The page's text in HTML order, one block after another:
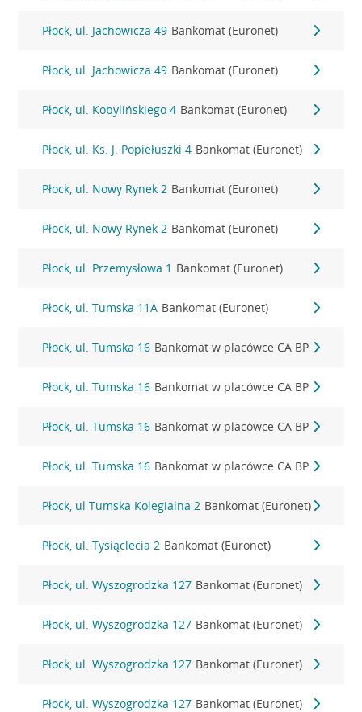
Płock, ul. Jachowicza 49 Bankomat (Euronet)
Płock, ul. Jachowicza 49 Bankomat (Euronet)
Płock, ul. Kobylińskiego 4 Bankomat (Euronet)
Płock, ul. Ks. J. Popiełuszki 4 Bankomat (Euronet)
Płock, ul. Nowy Rynek 2 Bankomat (Euronet)
Płock, ul. Nowy Rynek 2 Bankomat (Euronet)
Płock, ul. Przemysłowa 1 Bankomat (Euronet)
Płock, ul. Tumska 11A Bankomat (Euronet)
Płock, ul. Tumska 16 Bankomat w placówce CA BP
Płock, ul. Tumska 16 Bankomat w placówce CA BP
Płock, ul. Tumska 16 Bankomat w placówce CA BP
Płock, ul. Tumska 16 Bankomat w placówce CA BP
Płock, ul Tumska Kolegialna 2 Bankomat (Euronet)
Płock, ul. Tysiąclecia 2 Bankomat (Euronet)
Płock, ul. Wyszogrodzka 127 Bankomat (Euronet)
Płock, ul. Wyszogrodzka 127 Bankomat (Euronet)
Płock, ul. Wyszogrodzka 127 Bankomat (Euronet)
Płock, ul. Wyszogrodzka 127 Bankomat (Euronet)